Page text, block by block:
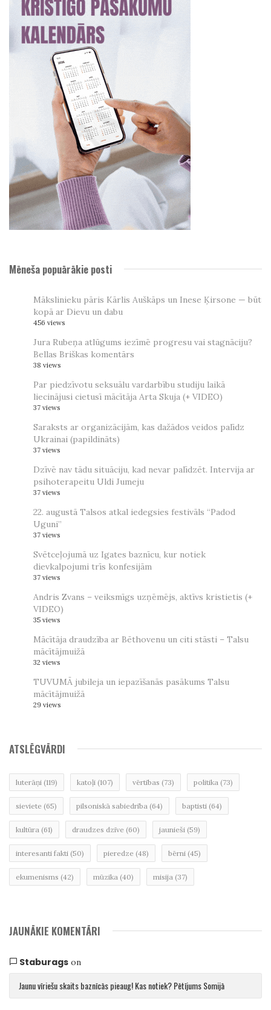
Mēneša popuārākie posti
Mākslinieku pāris Kārlis Auškāps un Inese Ķirsone — būt
kopā ar Dievu un dabu
456 views
Jura Rubeņa atlūgums iezīmē progresu vai stagnāciju?
Bellas Briškas komentārs
38 views
Par piedzīvotu seksuālu vardarbību studiju laikā
liecinājusi cietusī mācītāja Arta Skuja (+ VIDEO)
37 views
Saraksts ar organizācijām, kas dažādos veidos palīdz
Ukrainai (papildināts)
37 views
Dzīvē nav tādu situāciju, kad nevar palīdzēt. Intervija ar
psihoterapeitu Uldi Jumeju
37 views
22. augustā Talsos atkal iedegsies festivāls “Padod
Uguni”
37 views
Svētceļojumā uz Igates baznīcu, kur notiek
dievkalpojumi trīs konfesijām
37 views
Andris Zvans – veiksmīgs uzņēmējs, aktīvs kristietis (+
VIDEO)
35 views
Mācītāja draudzība ar Bēthovenu un citi stāsti – Talsu
mācītājmuižā
32 views
TUVUMĀ jubileja un iepazīšanās pasākums Talsu
mācītājmuižā
29 views
ATSLĒGVĀRDI
luterāņi (119) katoļi (107) vērtības (73) politika (73)
sieviete (65) pilsoniskā sabiedrība (64) baptisti (64)
kultūra (61) draudzes dzīve (60) jaunieši (59)
interesanti fakti (50) pieredze (48) bērni (45)
ekumenisms (42) mūzika (40) misija (37)
JAUNĀKIE KOMENTĀRI
Staburagson
Jaunu vīriešu skaits baznīcās pieaug! Kas notiek? Pētījums Somijā